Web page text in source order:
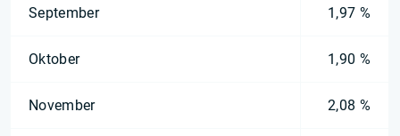
September 1,97 %
Oktober 1,90 %
November 2,08 %